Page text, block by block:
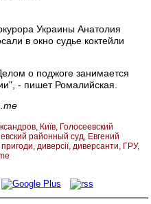
Украины Анатолия
в окно судье коктейли
о поджоге занимается
- пишет Ромалийская.
Київ Голосеевский
районный суд Евгений
пригоди диверсії диверсанти ГРУ